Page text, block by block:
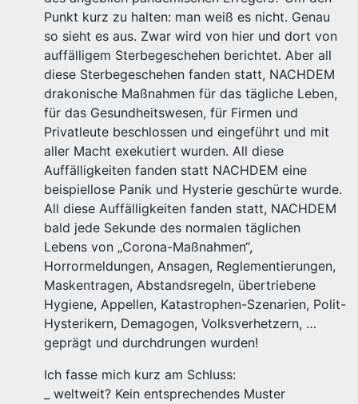
Punkt kurz zu halten: man weiß es nicht. Genau
so sieht es aus. Zwar wird von hier und dort von
auffälligem Sterbegeschehen berichtet. Aber all
diese Sterbegeschehen fanden statt, NACHDEM
drakonische Maßnahmen für das tägliche Leben,
für das Gesundheitswesen, für Firmen und
Privatleute beschlossen und eingeführt und mit
aller Macht exekutiert wurden. All diese
Auffälligkeiten fanden statt NACHDEM eine
beispiellose Panik und Hysterie geschürte wurde.
All diese Auffälligkeiten fanden statt, NACHDEM
bald jede Sekunde des normalen täglichen
Lebens von „Corona-Maßnahmen“,
Horrormeldungen, Ansagen, Reglementierungen,
Maskentragen, Abstandsregeln, übertriebene
Hygiene, Appellen, Katastrophen-Szenarien, Polit-
Hysterikern, Demagogen, Volksverhetzern, …
geprägt und durchdrungen wurden!
Ich fasse mich kurz am Schluss:
_ weltweit? Kein entsprechendes Muster